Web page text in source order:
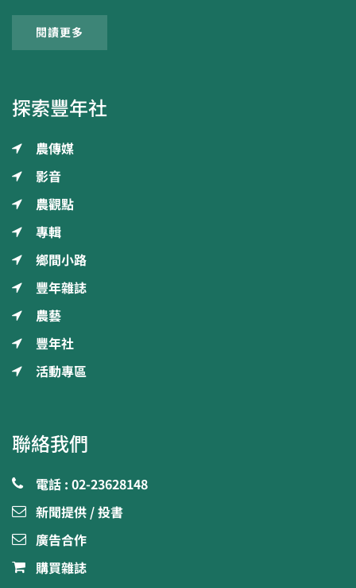
閱讀更多
探索豐年社
農傳媒
影音
農觀點
專輯
鄉間小路
豐年雜誌
農藝
豐年社
活動專區
聯絡我們
電話 : 02-23628148
新聞提供 / 投書
廣告合作
購買雜誌